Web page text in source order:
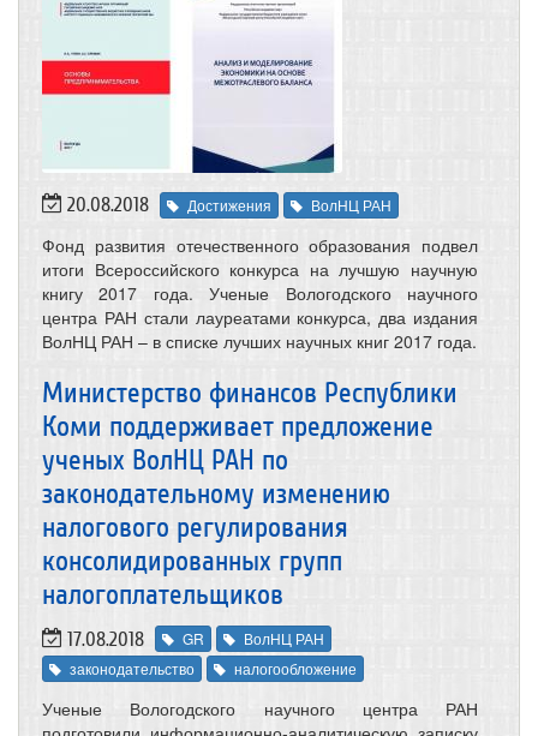
20.08.2018 Достижения ВолНЦ РАН
Фонд развития отечественного образования подвел
итоги Всероссийского конкурса на лучшую научную
книгу 2017 года. Ученые Вологодского научного
центра РАН стали лауреатами конкурса, два издания
ВолНЦ РАН – в списке лучших научных книг 2017 года.
Министерство финансов Республики
Коми поддерживает предложение
ученых ВолНЦ РАН по
законодательному изменению
налогового регулирования
консолидированных групп
налогоплательщиков
17.08.2018 GR
ВолНЦ РАН
законодательство
налогообложение
Ученые Вологодского научного центра РАН